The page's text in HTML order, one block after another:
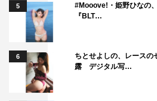
5
#Mooove!・姫野ひなの
『BLT…
6
ちとせよしの、レースの
露 デジタル写…